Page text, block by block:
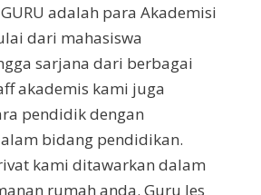
adalah para Akademisi
dari mahasiswa
sarjana dari berbagai
akademis kami juga
pendidik dengan
bidang pendidikan.
kami ditawarkan dalam
rumah anda. Guru les